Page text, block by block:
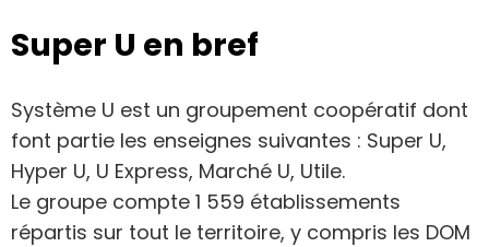
Super U en bref
Système U est un groupement coopératif dont
font partie les enseignes suivantes : Super U,
Hyper U, U Express, Marché U, Utile.
Le groupe compte 1 559 établissements
répartis sur tout le territoire, y compris les DOM